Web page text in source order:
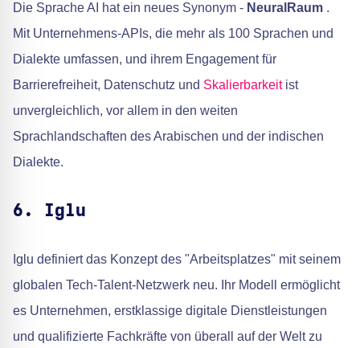
Die Sprache AI hat ein neues Synonym - NeuralRaum .
Mit Unternehmens-APIs, die mehr als 100 Sprachen und
Dialekte umfassen, und ihrem Engagement für
Barrierefreiheit, Datenschutz und Skalierbarkeitist
unvergleichlich, vor allem in den weiten
Sprachlandschaften des Arabischen und der indischen
Dialekte.
6. Iglu
Iglu definiert das Konzept des "Arbeitsplatzes" mit seinem
globalen Tech-Talent-Netzwerk neu. Ihr Modell ermöglicht
es Unternehmen, erstklassige digitale Dienstleistungen
und qualifizierte Fachkräfte von überall auf der Welt zu